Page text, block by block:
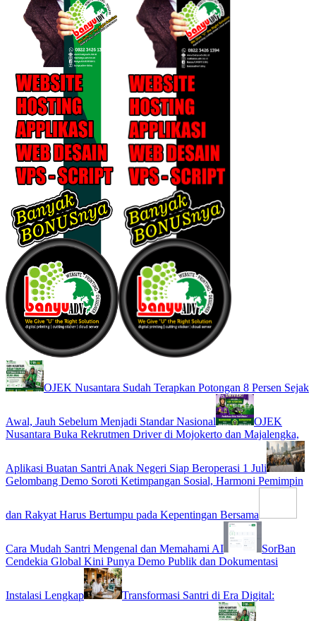
OJEK Nusantara Sudah Terapkan Potongan 8 Persen Sejak
Awal, Jauh Sebelum Menjadi Standar Nasional
OJEK
Nusantara Buka Rekrutmen Driver di Mojokerto dan Majalengka,
Aplikasi Buatan Santri Anak Negeri Siap Beroperasi 1 Juli
Gelombang Demo Soroti Ketimpangan Sosial, Harmoni Pemimpin
dan Rakyat Harus Bertumpu pada Kepentingan Bersama
Cara Mudah Santri Mengenal dan Memahami AI
SorBan
Cendekia Global Kini Punya Demo Publik dan Dokumentasi
Instalasi Lengkap Transformasi Santri di Era Digital: